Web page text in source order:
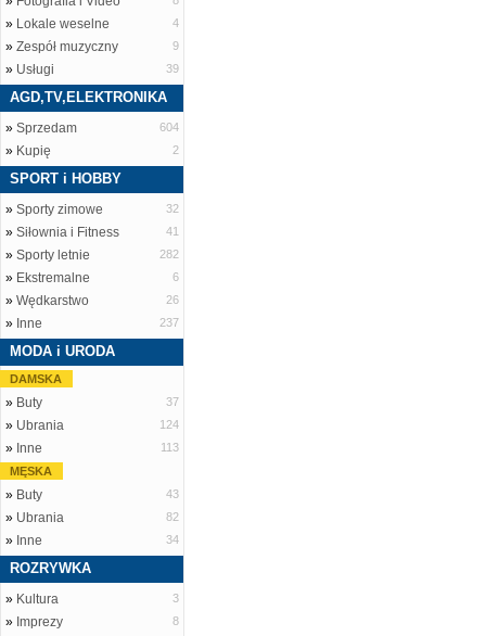
» Lokale weselne 4
» Zespół muzyczny 9
» Usługi 39
AGD,TV,ELEKTRONIKA
» Sprzedam 604
» Kupię 2
SPORT i HOBBY
» Sporty zimowe 32
» Siłownia i Fitness 41
» Sporty letnie 282
» Ekstremalne 6
» Wędkarstwo 26
» Inne 237
MODA i URODA
DAMSKA
» Buty 37
» Ubrania 124
» Inne
113
MĘSKA
» Buty 43
» Ubrania 82
» Inne 34
ROZRYWKA
» Kultura 3
» Imprezy 8